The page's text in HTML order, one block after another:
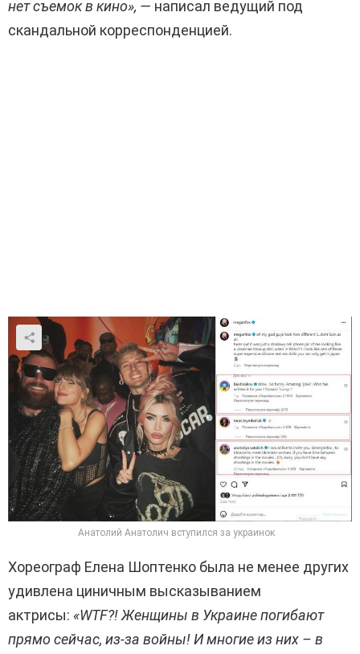
нет съемок в кино», — написал ведущий под
скандальной корреспонденцией.
Анатолий Анатолич вступился за украинок
Хореограф Елена Шоптенко была не менее других
удивлена ​​циничным высказыванием
актрисы: «WTF?! Женщины в Украине погибают
прямо сейчас, из-за войны! И многие из них – в